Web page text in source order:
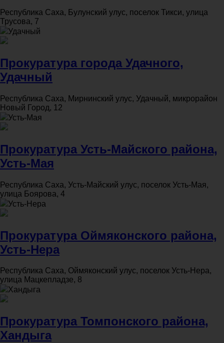
Республика Саха, Булунский улус, поселок Тикси, улица
Трусова, 7
Удачный
Прокуратура города Удачного,
Удачный
Республика Саха, Мирнинский улус, Удачный, микрорайон
Новый Город, 12
Усть-Мая
Прокуратура Усть-Майского района,
Усть-Мая
Республика Саха, Усть-Майский улус, поселок Усть-Мая,
улица Боярова, 4
Усть-Нера
Прокуратура Оймяконского района,
Усть-Нера
Республика Саха, Оймяконский улус, поселок Усть-Нера,
улица Мацкепладзе, 8
Хандыга
Прокуратура Томпонского района,
Хандыга